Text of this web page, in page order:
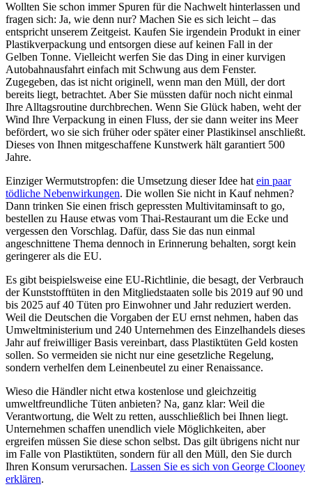
Wollten Sie schon immer Spuren für die Nachwelt hinterlassen und
fragen sich: Ja, wie denn nur? Machen Sie es sich leicht – das
entspricht unserem Zeitgeist. Kaufen Sie irgendein Produkt in einer
Plastikverpackung und entsorgen diese auf keinen Fall in der
Gelben Tonne. Vielleicht werfen Sie das Ding in einer kurvigen
Autobahnausfahrt einfach mit Schwung aus dem Fenster.
Zugegeben, das ist nicht originell, wenn man den Müll, der dort
bereits liegt, betrachtet. Aber Sie müssten dafür noch nicht einmal
Ihre Alltagsroutine durchbrechen. Wenn Sie Glück haben, weht der
Wind Ihre Verpackung in einen Fluss, der sie dann weiter ins Meer
befördert, wo sie sich früher oder später einer Plastikinsel anschließt.
Dieses von Ihnen mitgeschaffene Kunstwerk hält garantiert 500
Jahre.
Einziger Wermutstropfen: die Umsetzung dieser Idee hatein paar
tödliche Nebenwirkungen. Die wollen Sie nicht in Kauf nehmen?
Dann trinken Sie einen frisch gepressten Multivitaminsaft to go,
bestellen zu Hause etwas vom Thai-Restaurant um die Ecke und
vergessen den Vorschlag. Dafür, dass Sie das nun einmal
angeschnittene Thema dennoch in Erinnerung behalten, sorgt kein
geringerer als die EU.
Es gibt beispielsweise eine EU-Richtlinie, die besagt, der Verbrauch
der Kunststofftüten in den Mitgliedstaaten solle bis 2019 auf 90 und
bis 2025 auf 40 Tüten pro Einwohner und Jahr reduziert werden.
Weil die Deutschen die Vorgaben der EU ernst nehmen, haben das
Umweltministerium und 240 Unternehmen des Einzelhandels dieses
Jahr auf freiwilliger Basis vereinbart, dass Plastiktüten Geld kosten
sollen. So vermeiden sie nicht nur eine gesetzliche Regelung,
sondern verhelfen dem Leinenbeutel zu einer Renaissance.
Wieso die Händler nicht etwa kostenlose und gleichzeitig
umweltfreundliche Tüten anbieten? Na, ganz klar: Weil die
Verantwortung, die Welt zu retten, ausschließlich bei Ihnen liegt.
Unternehmen schaffen unendlich viele Möglichkeiten, aber
ergreifen müssen Sie diese schon selbst. Das gilt übrigens nicht nur
im Falle von Plastiktüten, sondern für all den Müll, den Sie durch
Ihren Konsum verursachen. Lassen Sie es sich von George Clooney
erklären.